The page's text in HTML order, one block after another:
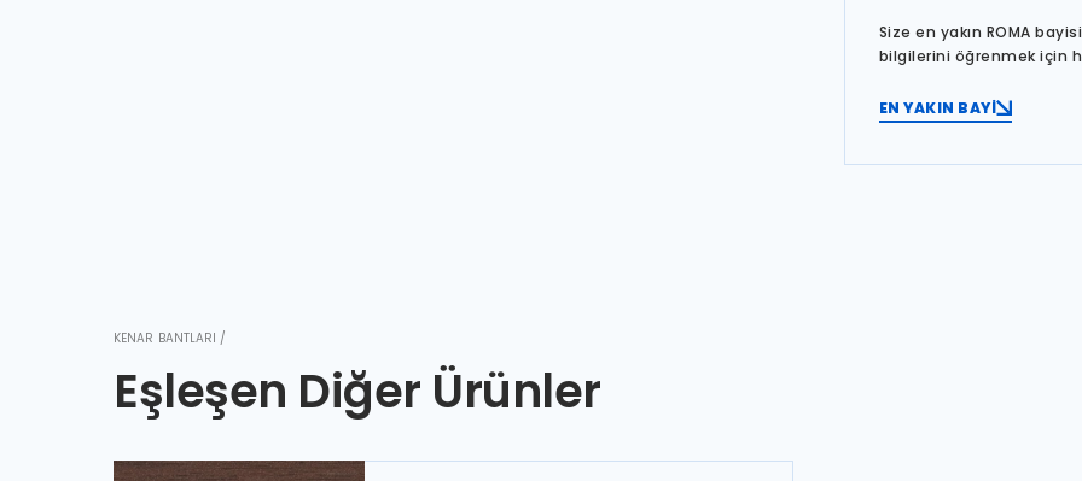
Size en yakın ROMA
bilgilerini öğrenmek için
EN YAKIN BAYİ
KENAR BANTLARI /
Eşleşen Diğer Ürünler